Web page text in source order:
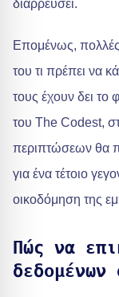
διαρρεύσει.
Επομένως, πολλές
του τι πρέπει να
τους έχουν δει
του The Codest,
περιπτώσεων θα
για ένα τέτοιο
οικοδόμηση της
Πώς να